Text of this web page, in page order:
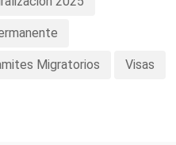
Migratorios Visas